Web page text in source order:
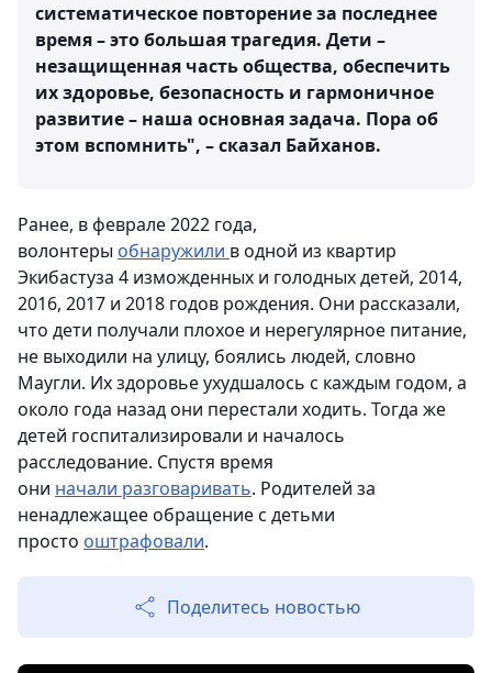
систематическое повторение за последнее
время – это большая трагедия. Дети –
незащищенная часть общества, обеспечить
их здоровье, безопасность и гармоничное
развитие – наша основная задача. Пора об
этом вспомнить", – сказал Байханов.
Ранее, в феврале 2022 года,
волонтеры обнаружили в одной из квартир
Экибастуза 4 изможденных и голодных детей, 2014,
2016, 2017 и 2018 годов рождения. Они рассказали,
что дети получали плохое и нерегулярное питание,
не выходили на улицу, боялись людей, словно
Маугли. Их здоровье ухудшалось с каждым годом, а
около года назад они перестали ходить. Тогда же
детей госпитализировали и началось
расследование. Спустя время
они начали разговаривать. Родителей за
ненадлежащее обращение с детьми
просто оштрафовали.
Поделитесь новостью